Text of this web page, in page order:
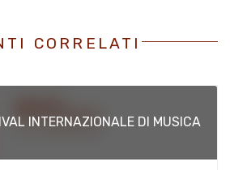
CORRELATI
INTERNAZIONALE DI MUSICA